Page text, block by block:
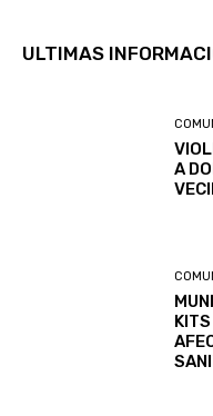
ULTIMAS
A